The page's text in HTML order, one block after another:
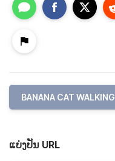
BANANA CAT WALKING
ແບ່ງປັນ URL